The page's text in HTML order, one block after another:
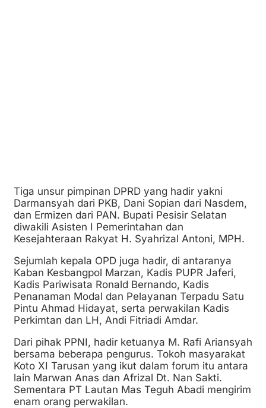
Tiga unsur pimpinan DPRD yang hadir yakni
Darmansyah dari PKB, Dani Sopian dari Nasdem,
dan Ermizen dari PAN. Bupati Pesisir Selatan
diwakili Asisten I Pemerintahan dan
Kesejahteraan Rakyat H. Syahrizal Antoni, MPH.
Sejumlah kepala OPD juga hadir, di antaranya
Kaban Kesbangpol Marzan, Kadis PUPR Jaferi,
Kadis Pariwisata Ronald Bernando, Kadis
Penanaman Modal dan Pelayanan Terpadu Satu
Pintu Ahmad Hidayat, serta perwakilan Kadis
Perkimtan dan LH, Andi Fitriadi Amdar.
Dari pihak PPNI, hadir ketuanya M. Rafi Ariansyah
bersama beberapa pengurus. Tokoh masyarakat
Koto XI Tarusan yang ikut dalam forum itu antara
lain Marwan Anas dan Afrizal Dt. Nan Sakti.
Sementara PT Lautan Mas Teguh Abadi mengirim
enam orang perwakilan.